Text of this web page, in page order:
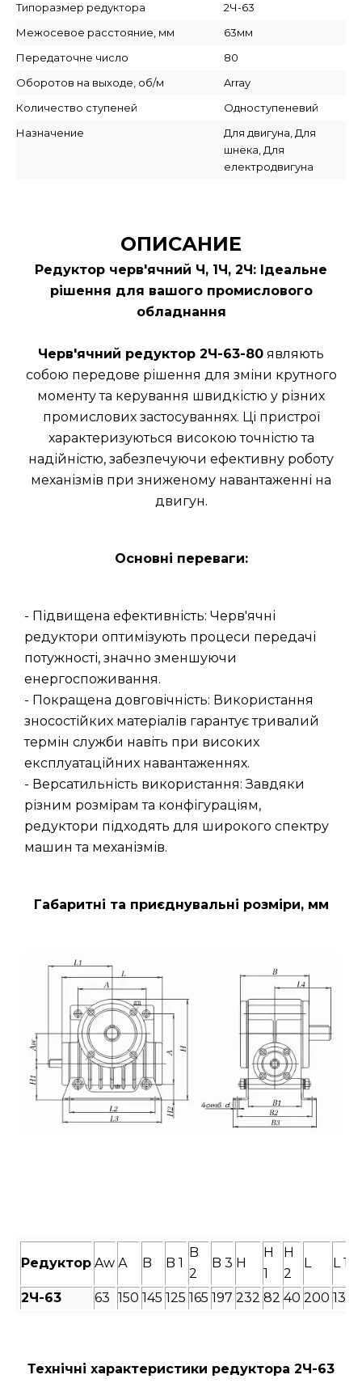
Типоразмер редуктора
2Ч-63
Межосевое расстояние, мм
63мм
Передаточне число
80
Оборотов на выходе, об/м
Array
Количество ступеней
Одноступеневий
Назначение
Для двигуна, Для
шнека, Для
електродвигуна
ОПИСАНИЕ
Редуктор черв'ячний Ч, 1Ч, 2Ч: Ідеальне
рішення для вашого промислового
обладнання
Черв'ячний редуктор 2Ч-63-80 являють
собою передове рішення для зміни крутного
моменту та керування швидкістю у різних
промислових застосуваннях. Ці пристрої
характеризуються високою точністю та
надійністю, забезпечуючи ефективну роботу
механізмів при зниженому навантаженні на
двигун.
Основні переваги:
- Підвищена ефективність: Черв'ячні
редуктори оптимізують процеси передачі
потужності, значно зменшуючи
енергоспоживання.
- Покращена довговічність: Використання
зносостійких матеріалів гарантує тривалий
термін служби навіть при високих
експлуатаційних навантаженнях.
- Версатильність використання: Завдяки
різним розмірам та конфігураціям,
редуктори підходять для широкого спектру
машин та механізмів.
Габаритні та приєднувальні розміри, мм
Редуктор Aw А B B 1
B
2
B 3 H
H
1
H
2
L L 1
2Ч-63 63 150 145 125 165 197 232 82 40 200 135
Технічні характеристики редуктора 2Ч-63